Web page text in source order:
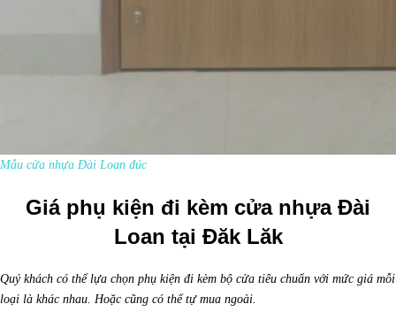
Mẫu cửa nhựa Đài Loan đúc
Giá phụ kiện đi kèm cửa nhựa Đài
Loan tại Đăk Lăk
Quý khách có thể lựa chọn phụ kiện đi kèm bộ cửa tiêu chuẩn với mức giá mỗi
loại là khác nhau. Hoặc cũng có thể tự mua ngoài.